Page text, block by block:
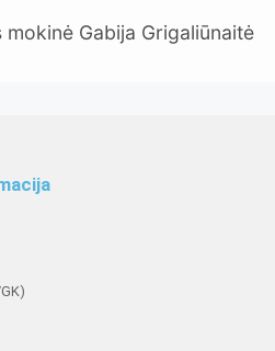
mokinė Gabija Grigaliūnaitė